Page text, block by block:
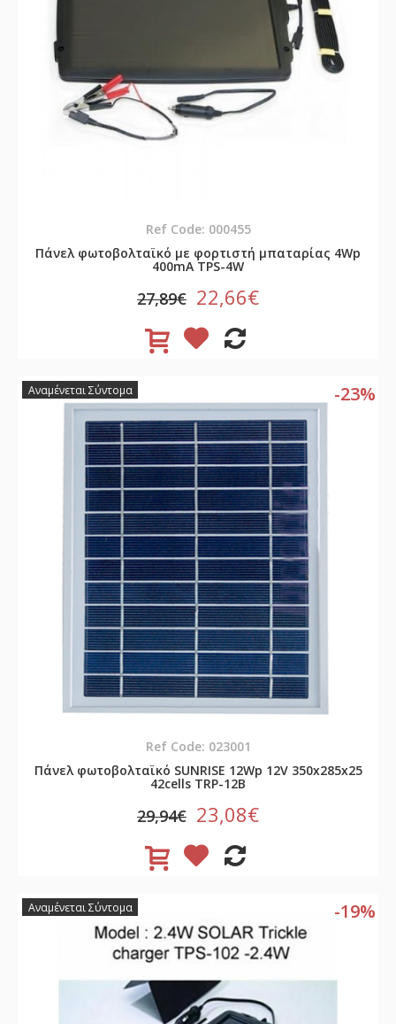
Ref Code: 000455
Πάνελ φωτοβολταϊκό με φορτιστή μπαταρίας 4Wp
400mA TPS-4W
27,89€ 22,66€
-23%
Αναμένεται Σύντομα
Ref Code: 023001
Πάνελ φωτοβολταϊκό SUNRISE 12Wp 12V 350x285x25
42cells TRP-12B
29,94€ 23,08€
-19%
Αναμένεται Σύντομα